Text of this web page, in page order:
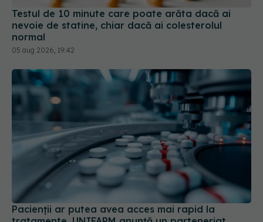
Testul de 10 minute care poate arăta dacă ai
nevoie de statine, chiar dacă ai colesterolul
normal
05 aug 2026, 19:42
Pacienții ar putea avea acces mai rapid la